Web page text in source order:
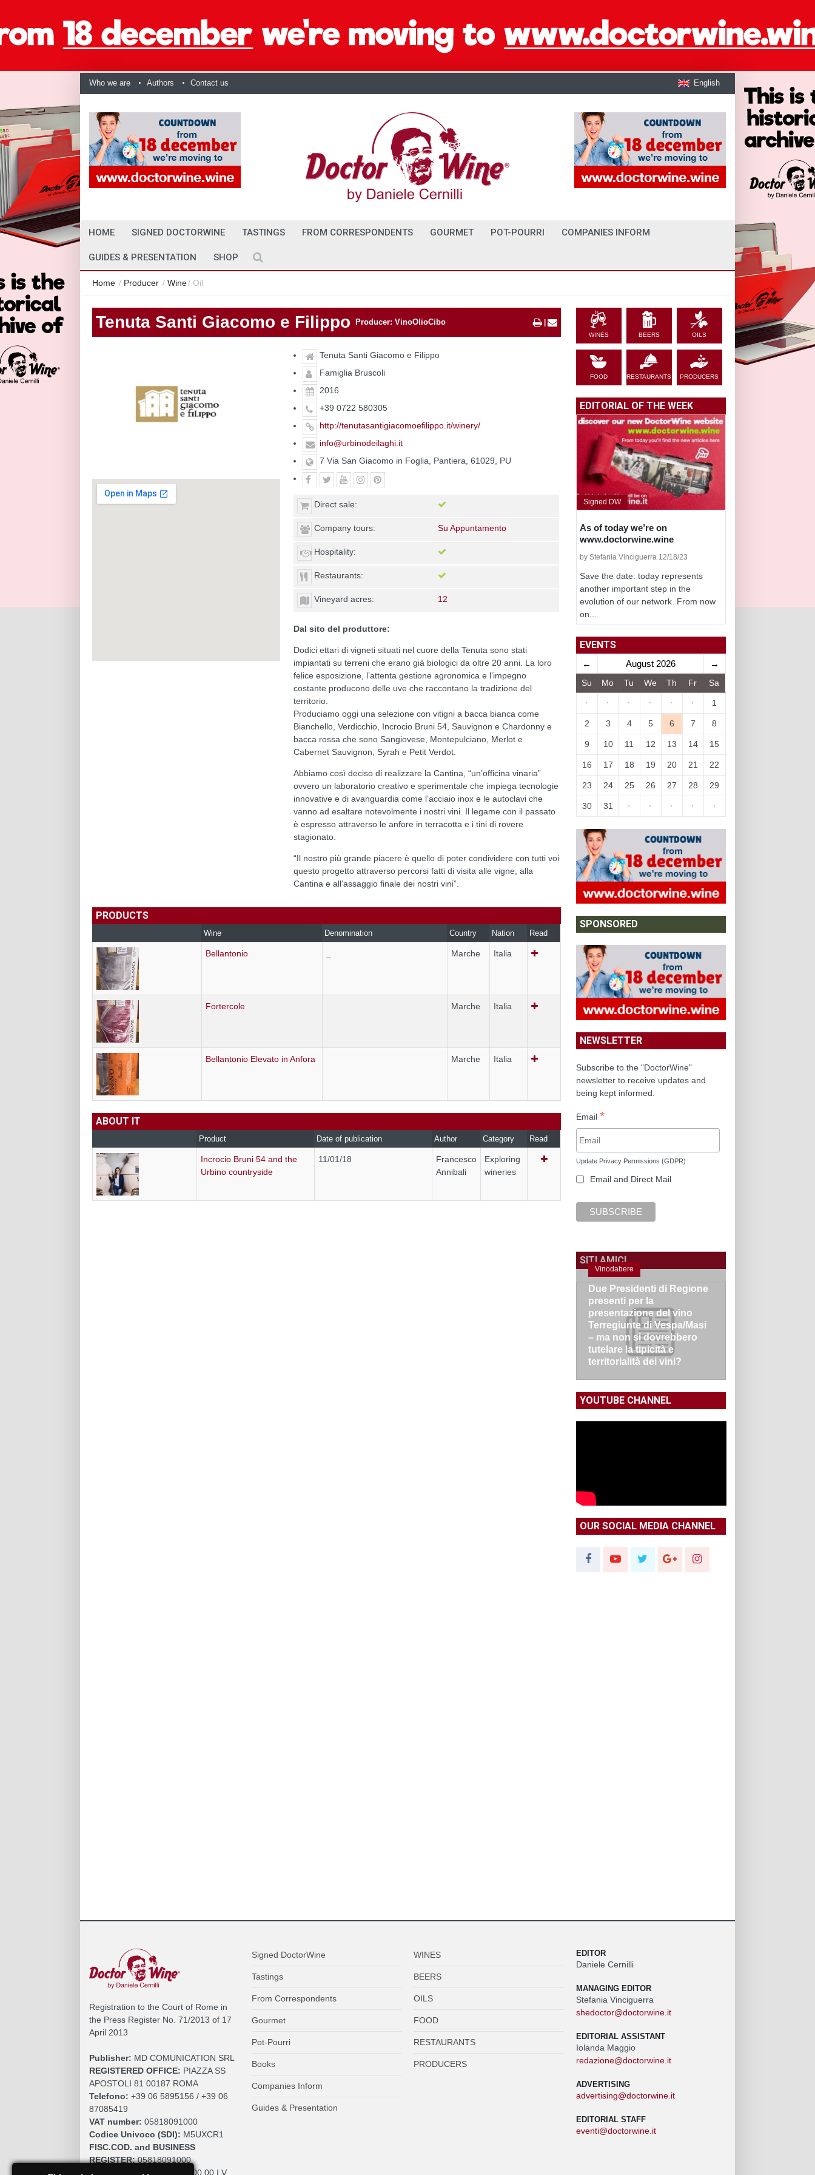
Who we are Authors Contact us English
HOME SIGNED DOCTORWINE TASTINGS FROM CORRESPONDENTS GOURMET POT-POURRI COMPANIES INFORM
GUIDES & PRESENTATION SHOP
Home / Producer / Wine/ Oil
Tenuta Santi Giacomo e Filippo Producer: VinoOlioCibo |
Tenuta Santi Giacomo e Filippo
Famiglia Bruscoli
2016
+39 0722 580305
http://tenutasantigiacomoefilippo.it/winery/
info@urbinodeilaghi.it
7 Via San Giacomo in Foglia, Pantiera, 61029, PU
Direct sale:
Company tours: Su Appuntamento
Hospitality:
Restaurants:
Vineyard acres: 12
Dal sito del produttore:
Dodici ettari di vigneti situati nel cuore della Tenuta sono stati
impiantati su terreni che erano già biologici da oltre 20 anni. La loro
felice esposizione, l’attenta gestione agronomica e l’impegno
costante producono delle uve che raccontano la tradizione del
territorio.
Produciamo oggi una selezione con vitigni a bacca bianca come
Bianchello, Verdicchio, Incrocio Bruni 54, Sauvignon e Chardonny e
bacca rossa che sono Sangiovese, Montepulciano, Merlot e
Cabernet Sauvignon, Syrah e Petit Verdot.
Abbiamo così deciso di realizzare la Cantina, “un’officina vinaria”
ovvero un laboratorio creativo e sperimentale che impiega tecnologie
innovative e di avanguardia come l’acciaio inox e le autoclavi che
vanno ad esaltare notevolmente i nostri vini. Il legame con il passato
è espresso attraverso le anfore in terracotta e i tini di rovere
stagionato.
“Il nostro più grande piacere è quello di poter condividere con tutti voi
questo progetto attraverso percorsi fatti di visita alle vigne, alla
Cantina e all’assaggio finale dei nostri vini”.
PRODUCTS
Wine Denomination Country Nation Read
Bellantonio Marche Italia
Fortercole Marche Italia
Bellantonio Elevato in Anfora Marche Italia
ABOUT IT
Product Date of publication Author Category Read
Incrocio Bruni 54 and the
Urbino countryside
11/01/18
Francesco
Annibali
Exploring
wineries
WINES BEERS OILS
FOOD RESTAURANTS PRODUCERS
EDITORIAL OF THE WEEK
Signed DW
As of today we’re on
www.doctorwine.wine
by Stefania Vinciguerra 12/18/23
Save the date: today represents
another important step in the
evolution of our network. From now
on...
EVENTS
← August 2026 →
Su Mo Tu We Th Fr Sa
· · · · · · 1
2 3 4 5 6 7 8
9 10 11 12 13 14 15
16 17 18 19 20 21 22
23 24 25 26 27 28 29
30 31 · · · · ·
SPONSORED
NEWSLETTER
Subscribe to the "DoctorWine"
newsletter to receive updates and
being kept informed.
Email *
Update Privacy Permissions (GDPR)
Email and Direct Mail
SITI AMICI
Vinodabere
Due Presidenti di Regione
presenti per la
presentazione del vino
Terregiunte di Vespa/Masi
– ma non si dovrebbero
tutelare la tipicità e
territorialità dei vini?
YOUTUBE CHANNEL
OUR SOCIAL MEDIA CHANNEL
Registration to the Court of Rome in
the Press Register No. 71/2013 of 17
April 2013
Publisher: MD COMUNICATION SRL
REGISTERED OFFICE: PIAZZA SS
APOSTOLI 81 00187 ROMA
Telefono: +39 06 5895156 / +39 06
87085419
VAT number: 05818091000
Codice Univoco (SDI): M5UXCR1
FISC.COD. and BUSINESS
REGISTER:05818091000
SOCIAL CAPITAL:
€. 10.200,00 I.V.
Signed DoctorWine
Tastings
From Correspondents
Gourmet
Pot-Pourri
Books
Companies Inform
Guides & Presentation
WINES
BEERS
OILS
FOOD
RESTAURANTS
PRODUCERS
EDITOR
Daniele Cernilli
MANAGING EDITOR
Stefania Vinciguerra
shedoctor@doctorwine.it
EDITORIAL ASSISTANT
Iolanda Maggio
redazione@doctorwine.it
ADVERTISING
advertising@doctorwine.it
EDITORIAL STAFF
eventi@doctorwine.it